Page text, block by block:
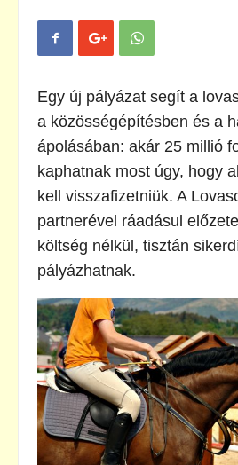
Egy új pályázat segít a
a közösségépítésben és a
ápolásában: akár 25 millió
kaphatnak most úgy, hogy
kell visszafizetniük. A
partnerével ráadásul
költség nélkül, tisztán
pályázhatnak.